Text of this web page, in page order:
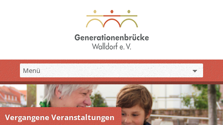
Vergangene Veranstaltungen